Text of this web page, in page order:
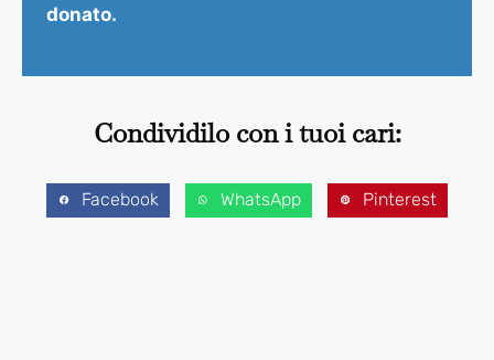
donato.
Condividilo con i tuoi cari:
Facebook WhatsApp Pinterest